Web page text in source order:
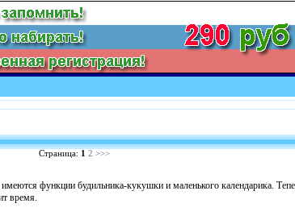
Страница: 1 2 >>>
функции будильника-кукушки и маленького календарика.
время.